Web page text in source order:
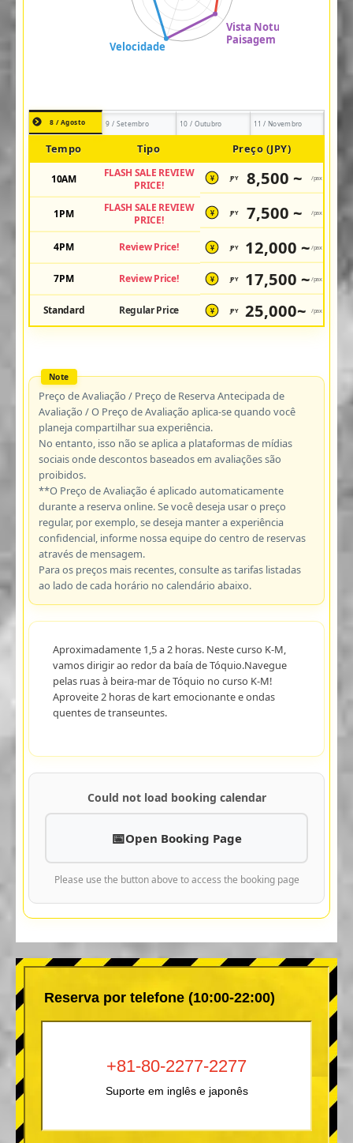
8 / Agosto 9 / Setembro 10 / Outubro 11 / Novembro
Tempo Tipo Preço (JPY)
10AM
FLASH SALE REVIEW
PRICE!
¥ JPY 8,500 ~ /pax
1PM
FLASH SALE REVIEW
PRICE!
¥ JPY 7,500 ~ /pax
4PM Review Price! ¥ JPY 12,000 ~ /pax
7PM Review Price! ¥ JPY 17,500 ~ /pax
Standard Regular Price ¥ JPY 25,000~ /pax
Preço de Avaliação / Preço de Reserva Antecipada de
Avaliação / O Preço de Avaliação aplica-se quando você
planeja compartilhar sua experiência.
No entanto, isso não se aplica a plataformas de mídias
sociais onde descontos baseados em avaliações são
proibidos.
**O Preço de Avaliação é aplicado automaticamente
durante a reserva online. Se você deseja usar o preço
regular, por exemplo, se deseja manter a experiência
confidencial, informe nossa equipe do centro de reservas
através de mensagem.
Para os preços mais recentes, consulte as tarifas listadas
ao lado de cada horário no calendário abaixo.
Aproximadamente 1,5 a 2 horas. Neste curso K-M,
vamos dirigir ao redor da baía de Tóquio.Navegue
pelas ruas à beira-mar de Tóquio no curso K-M!
Aproveite 2 horas de kart emocionante e ondas
quentes de transeuntes.
Could not load booking calendar
Open Booking Page
Please use the button above to access the booking page
Reserva por telefone (10:00-22:00)
+81-80-2277-2277
Suporte em inglês e japonês